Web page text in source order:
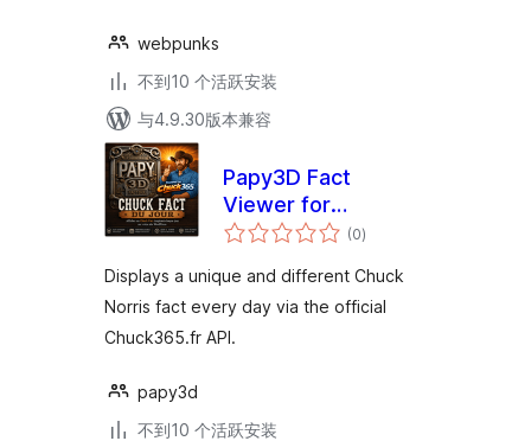
webpunks
不到10 个活跃安装
与4.9.30版本兼容
Papy3D Fact
Viewer for
Chuck365
(0总
评)
Displays a unique and different Chuck
Norris fact every day via the official
Chuck365.fr API.
papy3d
不到10 个活跃安装